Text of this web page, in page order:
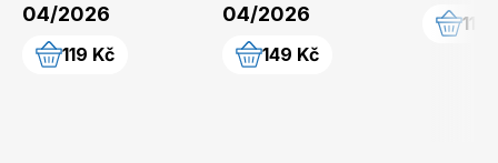
04/2026
119 Kč
04/2026
149 Kč
119